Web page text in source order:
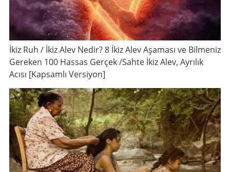
İkiz Ruh / İkiz Alev Nedir? 8 İkiz Alev Aşaması ve Bilmeniz
Gereken 100 Hassas Gerçek /Sahte İkiz Alev, Ayrılık
Acısı [Kapsamlı Versiyon]